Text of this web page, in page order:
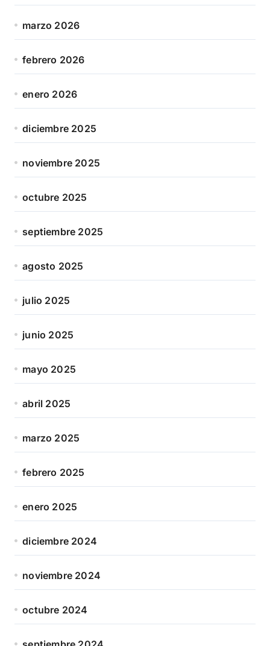
marzo 2026
febrero 2026
enero 2026
diciembre 2025
noviembre 2025
octubre 2025
septiembre 2025
agosto 2025
julio 2025
junio 2025
mayo 2025
abril 2025
marzo 2025
febrero 2025
enero 2025
diciembre 2024
noviembre 2024
octubre 2024